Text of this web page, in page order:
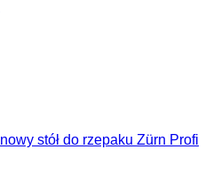
nowy stół do rzepaku Zürn Profi